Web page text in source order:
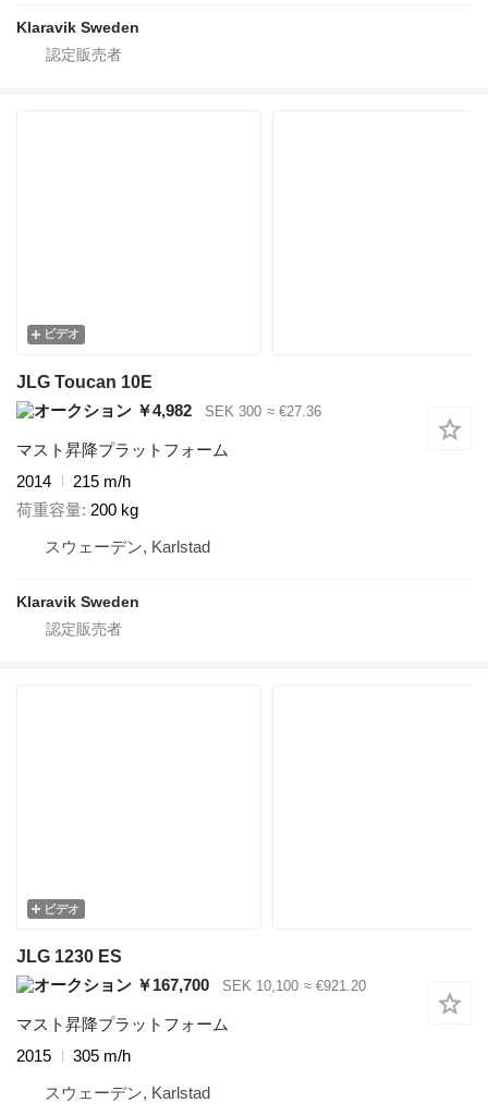
Klaravik Sweden
ビデオ
JLG Toucan 10E
￥4,982
SEK 300 ≈ €27.36
マスト昇降プラットフォーム
2014
215 m/h
荷重容量 200 kg
スウェーデン, Karlstad
Klaravik Sweden
ビデオ
JLG 1230 ES
￥167,700
SEK 10,100 ≈ €921.20
マスト昇降プラットフォーム
2015
305 m/h
スウェーデン, Karlstad